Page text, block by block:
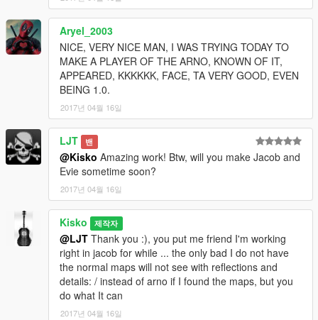
Aryel_2003
NICE, VERY NICE MAN, I WAS TRYING TODAY TO
MAKE A PLAYER OF THE ARNO, KNOWN OF IT,
APPEARED, KKKKKK, FACE, TA VERY GOOD, EVEN
BEING 1.0.
2017년 04월 16일
LJT 밴
@Kisko Amazing work! Btw, will you make Jacob and
Evie sometime soon?
2017년 04월 16일
Kisko 제작자
@LJT Thank you :), you put me friend I'm working
right in jacob for while ... the only bad I do not have
the normal maps will not see with reflections and
details: / instead of arno if I found the maps, but you
do what It can
2017년 04월 16일